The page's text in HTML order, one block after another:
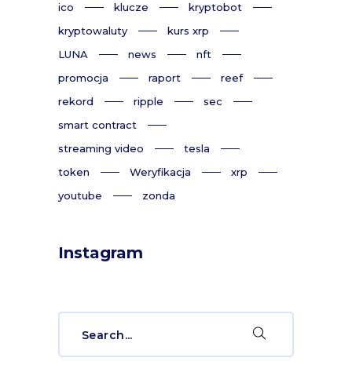
ico
klucze
kryptobot
kryptowaluty
kurs xrp
LUNA
news
nft
promocja
raport
reef
rekord
ripple
sec
smart contract
streaming video
tesla
token
Weryfikacja
xrp
youtube
zonda
Instagram